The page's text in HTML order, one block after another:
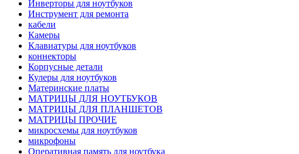
Инверторы для ноутбуков
Инструмент для ремонта
кабели
Камеры
Клавиатуры для ноутбуков
коннекторы
Корпусные детали
Кулеры для ноутбуков
Материнские платы
МАТРИЦЫ ДЛЯ НОУТБУКОВ
МАТРИЦЫ ДЛЯ ПЛАНШЕТОВ
МАТРИЦЫ ПРОЧИЕ
микросхемы для ноутбуков
микрофоны
Оперативная память для ноутбука